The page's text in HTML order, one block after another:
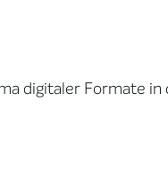
digitaler Formate in